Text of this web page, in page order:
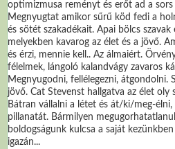
optimizmusa reményt és erőt ad a
Megnyugtat amikor sűrű köd fedi a
és sötét szakadékait. Apai bölcs
melyekben kavarog az élet és a jövő.
és érzi, mennie kell.. Az álmaiért.
félelmek, lángoló kalandvágy zavaros
Megnyugodni, fellélegezni, átgondolni.
jövő. Cat Stevenst hallgatva az élet oly
Bátran vállalni a létet és át/ki/meg-élni,
pillanatát. Bármilyen
boldogságunk kulcsa a saját
igazán...